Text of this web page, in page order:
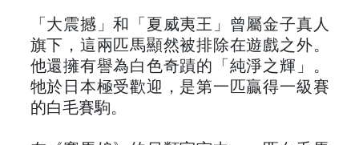
「大震撼」和「夏威夷王」曾屬金子真人
旗下，這兩匹馬顯然被排除在遊戲之外。
他還擁有譽為白色奇蹟的「純淨之輝」。
牠於日本極受歡迎，是第一匹贏得一級賽
的白毛賽駒。